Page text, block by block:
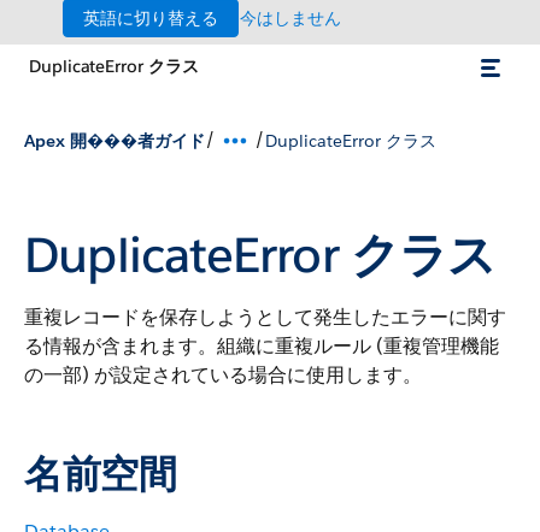
英語に切り替える
今はしません
DuplicateError クラス
Apex 開���者ガイド/ /DuplicateError クラス
DuplicateError クラス
重複レコードを保存しようとして発生したエラーに関す
る情報が含まれます。組織に重複ルール (重複管理機能
の一部) が設定されている場合に使用します。
名前空間